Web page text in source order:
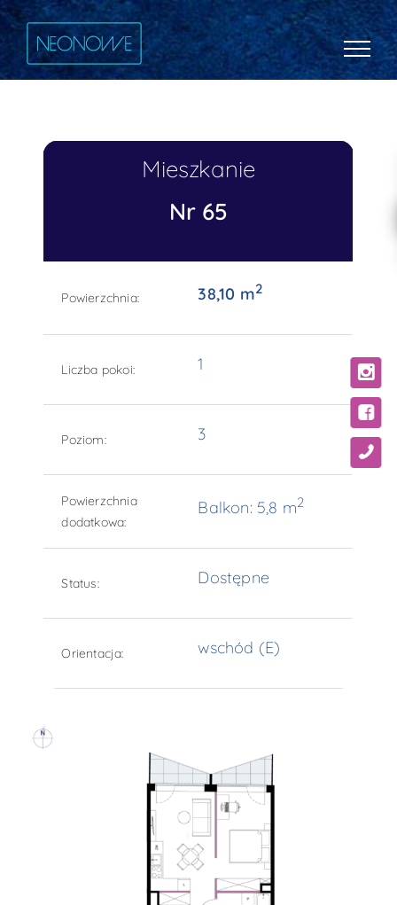
Mieszkanie
Nr 65
Powierzchnia: 38,10 m2
Liczba pokoi: 1
Poziom: 3
Powierzchnia
dodatkowa:
Balkon: 5,8 m2
Status: Dostępne
Orientacja: wschód (E)